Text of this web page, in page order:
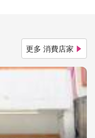
更多 消費店家